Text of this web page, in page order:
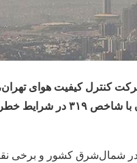
کنترل کیفیت هوای
هوای پایتخت هم‌اکنون با شاخص ۳۱۹
شمال‌شرق کشور و برخی